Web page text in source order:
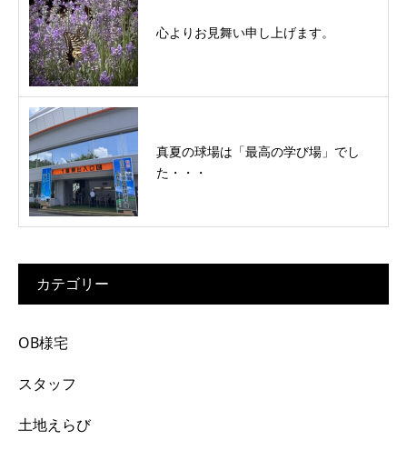
心よりお見舞い申し上げます。
真夏の球場は「最高の学び場」でし
た・・・
カテゴリー
OB様宅
スタッフ
土地えらび